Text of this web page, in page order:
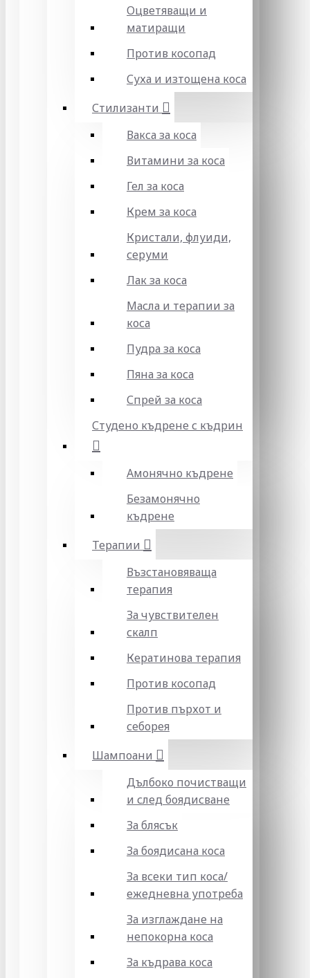
Оцветяващи и
матиращи
Против косопад
Суха и изтощена коса
Стилизанти
Вакса за коса
Витамини за коса
Гел за коса
Крем за коса
Кристали, флуиди,
серуми
Лак за коса
Масла и терапии за
коса
Пудра за коса
Пяна за коса
Спрей за коса
Студено къдрене с къдрин
Амонячно къдрене
Безамонячно
къдрене
Терапии
Възстановяваща
терапия
За чувствителен
скалп
Кератинова терапия
Против косопад
Против пърхот и
себорея
Шампоани
Дълбоко почистващи
и след боядисване
За блясък
За боядисана коса
За всеки тип коса/
ежедневна употреба
За изглаждане на
непокорна коса
За къдрава коса